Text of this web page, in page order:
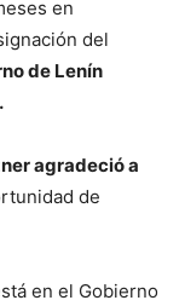
en
del
de Lenín
agradeció a
de
en el Gobierno